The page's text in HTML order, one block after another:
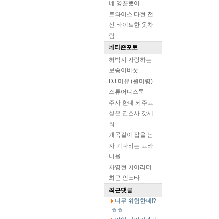
네 영끌했어
트와이스 다현 전
신 타이트한 옷차
림
네티즌포토
허벅지 자랑하는
보송이버섯
DJ 미유 (원미령)
스튜어디스룩
주사 한대 놔주고
싶은 간호사 갓세
희
개목걸이 잡을 남
자 기다리는 고라
니율
차영현 치어리더
최근 인스타
최근댓글
너무 위험한데!?
ㅎㅎ